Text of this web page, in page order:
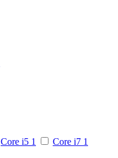
Core i5 1 Core i7 1